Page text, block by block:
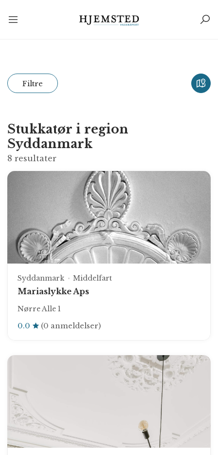
Filtre
Stukkatør i region
Syddanmark
8 resultater
Syddanmark Middelfart
Mariaslykke Aps
Nørre Alle 1
0.0 (0 anmeldelser)